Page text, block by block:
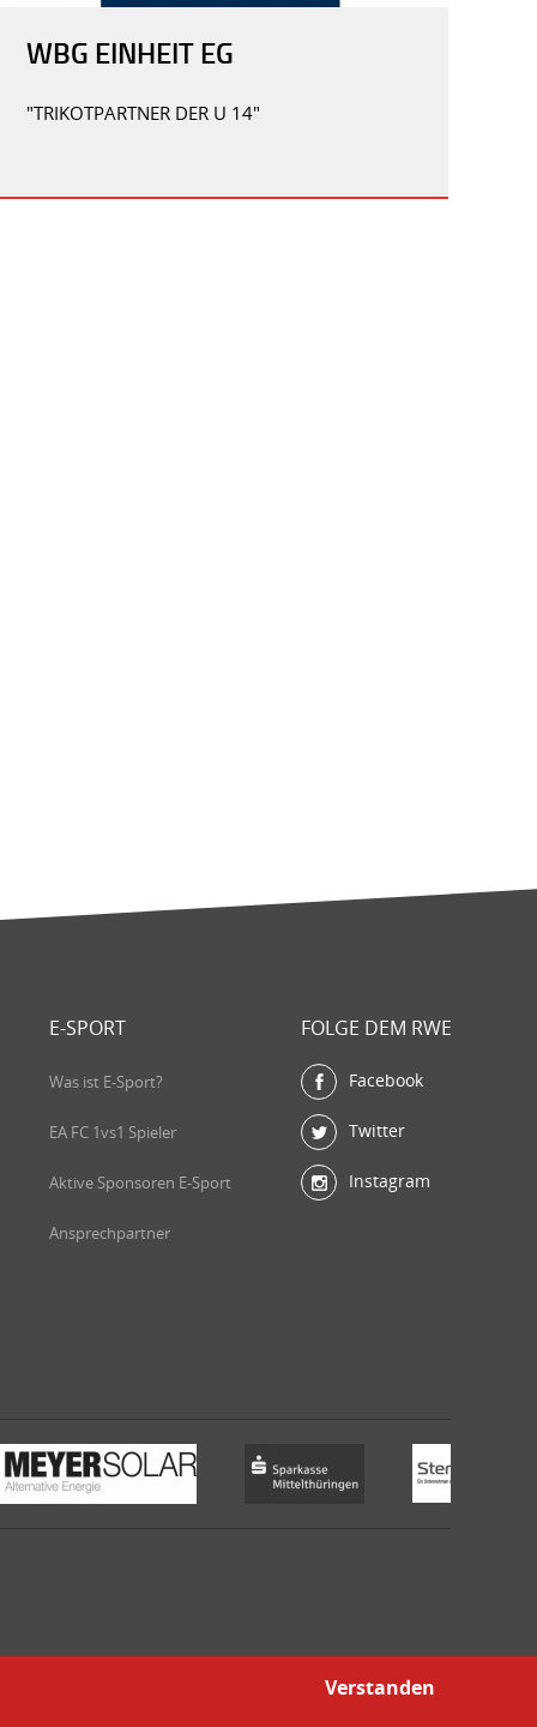
WBG EINHEIT EG
"TRIKOTPARTNER DER U 14"
E-SPORT
Was ist E-Sport?
EA FC 1vs1 Spieler
Aktive Sponsoren E-Sport
Ansprechpartner
FOLGE DEM RWE
Facebook
Twitter
Instagram
Verstanden